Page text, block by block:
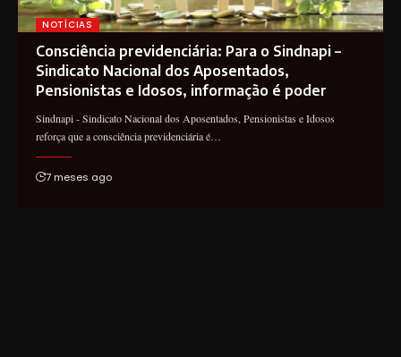
NOTÍCIAS
Consciência previdenciária: Para o Sindnapi –
Sindicato Nacional dos Aposentados,
Pensionistas e Idosos, informação é poder
Sindnapi - Sindicato Nacional dos Aposentados, Pensionistas e Idosos
reforça que a consciência previdenciária é…
7 meses ago